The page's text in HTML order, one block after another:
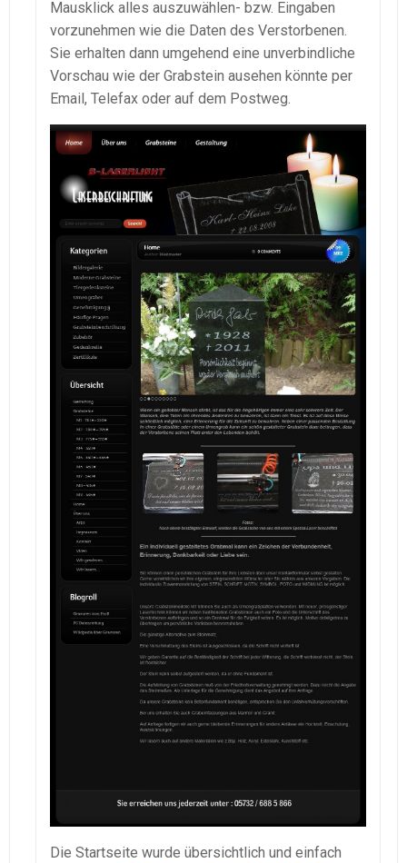
Mausklick alles auszuwählen- bzw. Eingaben
vorzunehmen wie die Daten des Verstorbenen.
Sie erhalten dann umgehend eine unverbindliche
Vorschau wie der Grabstein ausehen könnte per
Email, Telefax oder auf dem Postweg.
Die Startseite wurde übersichtlich und einfach